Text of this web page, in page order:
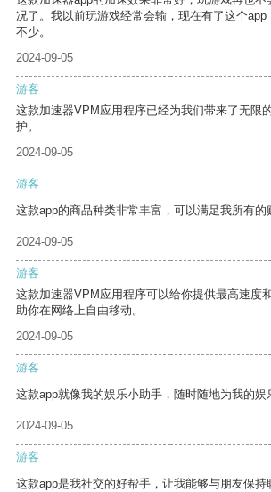
况了。我以前玩游戏经常会输，现在有了这个app
不少。
2024-09-05
游客
这款加速器VPM应用程序已经为我们带来了无限
护。
2024-09-05
游客
这款app的商品种类非常丰富，可以满足我所有的
2024-09-05
游客
这款加速器VPM应用程序可以给你提供最高速度
助你在网络上自由移动。
2024-09-05
游客
这款app就像我的娱乐小助手，随时随地为我的娱
2024-09-05
游客
这款app是我社交的好帮手，让我能够与朋友保持